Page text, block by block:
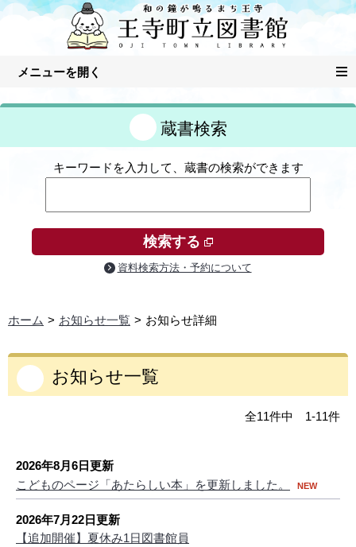
蔵書検索
キーワードを入力して、蔵書の検索ができます
検索する
資料検索方法・予約について
ホーム お知らせ一覧 お知らせ詳細
お知らせ一覧
全11件中 1-11件
2026年8月6日更新
こどものページ「あたらしい本」を更新しました。
NEW
2026年7月22日更新
【追加開催】夏休み1日図書館員